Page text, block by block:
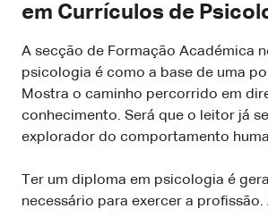
em Currículos de
A secção de Formação Académica
psicologia é como a base de uma
Mostra o caminho percorrido em
conhecimento. Será que o leitor já
explorador do comportamento
Ter um diploma em psicologia é
necessário para exercer a